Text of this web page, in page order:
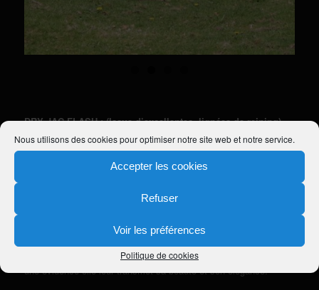
Nous utilisons des cookies pour optimiser notre site web et notre service.
Accepter les cookies
Refuser
Voir les préférences
Politique de cookies
DRY JAC FLASH: (Issue d’excellentes lignées de reining).
Cliquez pour voir le pedigree
avril 2006 par PUEBLO MC JAC FLASH et IDOLL COTEAU
Notre douce et fabuleuse DRY JAC. Magnifique jument Quarter
Horse, aussi affectueuse avec nous qu’avec ses poulains. C’est
une évidence elle leur transmet sa beauté et son élégance.